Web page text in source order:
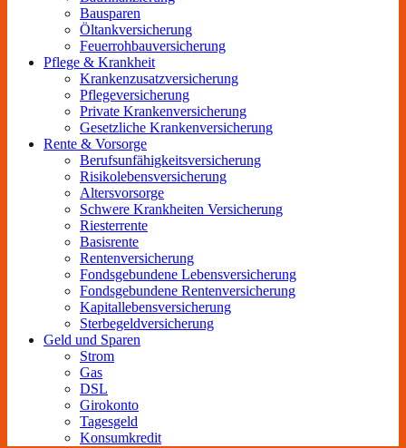
Bausparen
Öltankversicherung
Feuerrohbauversicherung
Pflege & Krankheit
Krankenzusatzversicherung
Pflegeversicherung
Private Krankenversicherung
Gesetzliche Krankenversicherung
Rente & Vorsorge
Berufs­unfähigkeitsversicherung
Risikolebensversicherung
Altersvorsorge
Schwere Krankheiten Versicherung
Riesterrente
Basisrente
Rentenversicherung
Fondsgebundene Lebensversicherung
Fondsgebundene Rentenversicherung
Kapitallebensversicherung
Sterbegeldversicherung
Geld und Sparen
Strom
Gas
DSL
Girokonto
Tagesgeld
Konsumkredit